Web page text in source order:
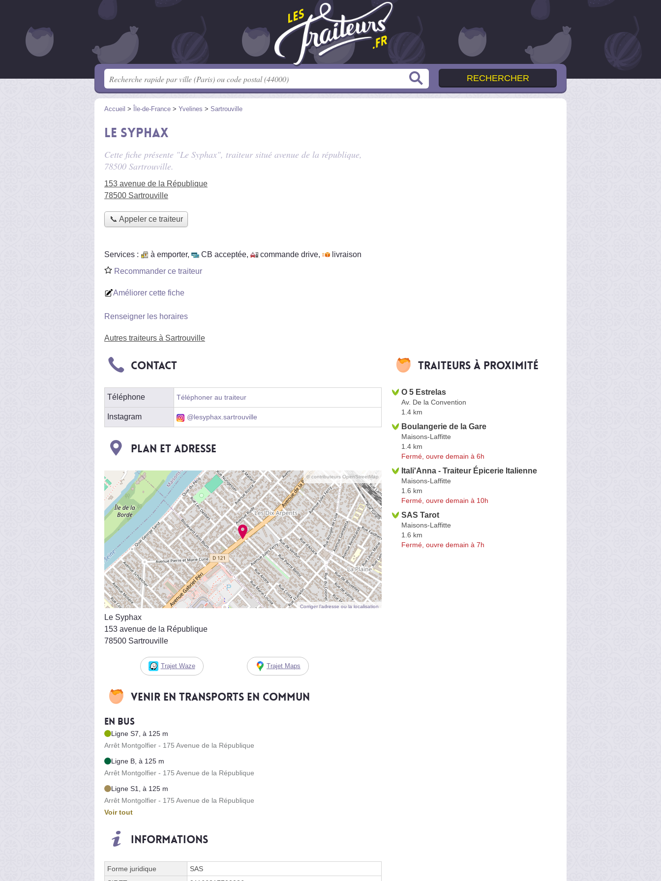
Accueil > Île-de-France > Yvelines > Sartrouville
Le Syphax
Cette fiche présente "Le Syphax", traiteur situé avenue de la république,
78500 Sartrouville.
153 avenue de la République
78500 Sartrouville
📞 Appeler ce traiteur
Services : à emporter, CB acceptée, commande drive,
livraison
Recommander ce traiteur
Améliorer cette fiche
Renseigner les horaires
Autres traiteurs à Sartrouville
Contact
Téléphone Téléphoner au traiteur
Instagram @lesyphax.sartrouville
Plan et adresse
© contributeurs OpenStreetMap
Corriger l’adresse ou la localisation
Le Syphax
153 avenue de la République
78500 Sartrouville
Trajet Waze Trajet Maps
Venir en transports en commun
En bus
Ligne S7, à 125 m
Arrêt Montgolfier - 175 Avenue de la République
Ligne B, à 125 m
Arrêt Montgolfier - 175 Avenue de la République
Ligne S1, à 125 m
Arrêt Montgolfier - 175 Avenue de la République
Voir tout
Informations
Forme juridique
SAS
Traiteurs à proximité
O 5 Estrelas
Av. De la Convention
1.4 km
Boulangerie de la Gare
Maisons-Laffitte
1.4 km
Fermé, ouvre demain à 6h
Itali'Anna - Traiteur Épicerie Italienne
Maisons-Laffitte
1.6 km
Fermé, ouvre demain à 10h
SAS Tarot
Maisons-Laffitte
1.6 km
Fermé, ouvre demain à 7h